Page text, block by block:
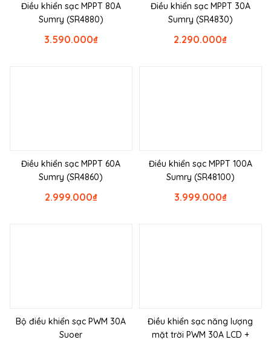
Điều khiển sạc MPPT 80A
Sumry (SR4880)
₫
3.590.000
Điều khiển sạc MPPT 30A
Sumry (SR4830)
₫
2.290.000
Điều khiển sạc MPPT 60A
Sumry (SR4860)
₫
2.999.000
Điều khiển sạc MPPT 100A
Sumry (SR48100)
₫
3.999.000
Bộ điều khiển sạc PWM 30A
Suoer
Điều khiển sạc năng lượng
mặt trời PWM 30A LCD +